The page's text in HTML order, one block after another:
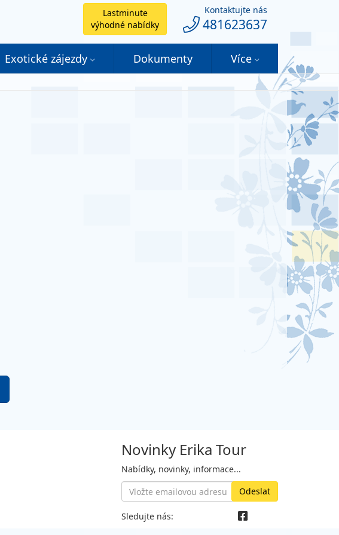
Lastminute
výhodné nabídky
Kontaktujte nás
481623637
Exotické zájezdy Dokumenty Více
Novinky Erika Tour
Nabídky, novinky, informace...
Sledujte nás: